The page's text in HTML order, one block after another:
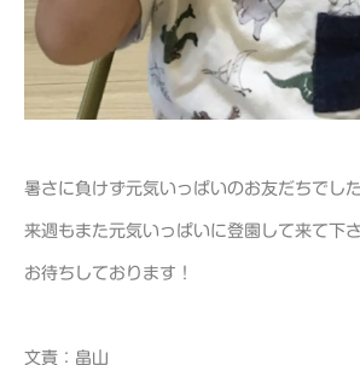
暑さに負けず元気いっぱいのお友だちでし
来週もまた元気いっぱいに登園して来て下
お待ちしております！
文責：畠山